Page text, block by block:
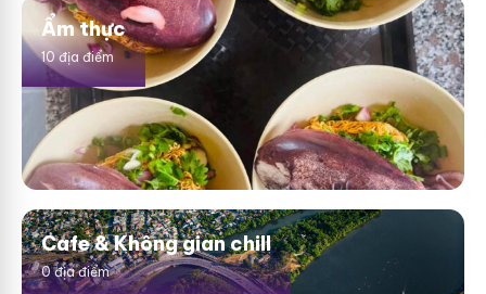
Ẩm thực
10 địa điểm
Cafe & Không gian chill
0 địa điểm